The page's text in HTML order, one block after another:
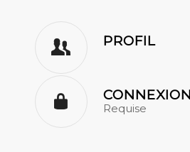
PROFIL
CONNEXION
Requise